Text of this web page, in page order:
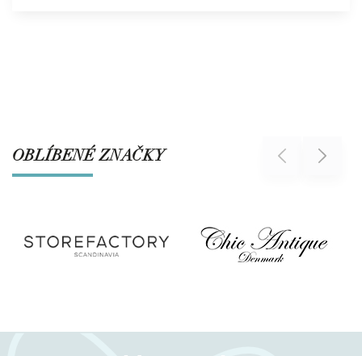
OBLÍBENÉ ZNAČKY Previous Next